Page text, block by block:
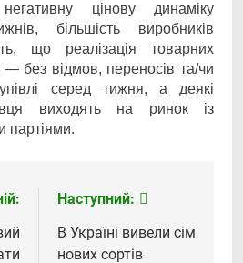
цінову динаміку
більшість виробників
що реалізація товарних
без відмов, переносів та/чи
серед тижня, а деякі
виходять на ринок із
партіями.
Наступний:
В Україні вивели сім
нових сортів